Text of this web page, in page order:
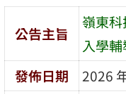
公告主旨
嶺東
入學
發佈日期
2026